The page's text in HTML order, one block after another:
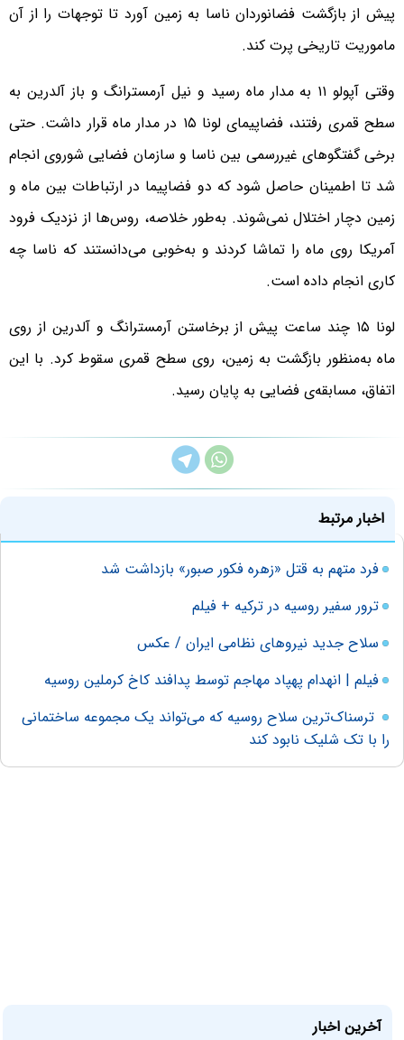
پیش از بازگشت فضانوردان ناسا به زمین آورد تا توجهات را از آن
ماموریت تاریخی پرت کند.
وقتی آپولو ۱۱ به مدار ماه رسید و نیل آرمسترانگ و باز آلدرین به
سطح قمری رفتند، فضاپیمای لونا ۱۵ در مدار ماه قرار داشت. حتی
برخی گفتگوهای غیررسمی بین ناسا و سازمان فضایی شوروی انجام
شد تا اطمینان حاصل شود که دو فضاپیما در ارتباطات بین ماه و
زمین دچار اختلال نمی‌شوند. به‌طور خلاصه، روس‌ها از نزدیک فرود
آمریکا روی ماه را تماشا کردند و به‌خوبی می‌دانستند که ناسا چه
کاری انجام داده است.
لونا ۱۵ چند ساعت پیش از برخاستن آرمسترانگ و آلدرین از روی
ماه به‌منظور بازگشت به زمین، روی سطح قمری سقوط کرد. با این
اتفاق، مسابقه‌ی فضایی به پایان رسید.
اخبار مرتبط
فرد متهم به قتل «زهره فکور صبور» بازداشت شد
ترور سفیر روسیه در ترکیه + فیلم
سلاح جدید نیروهای نظامی ایران / عکس
فیلم | انهدام پهپاد مهاجم توسط پدافند کاخ کرملین روسیه
ترسناک‌ترین سلاح روسیه که می‌تواند یک مجموعه ساختمانی
را با تک شلیک نابود کند
آخرین اخبار